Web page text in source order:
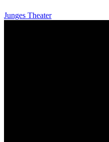
Junges Theater